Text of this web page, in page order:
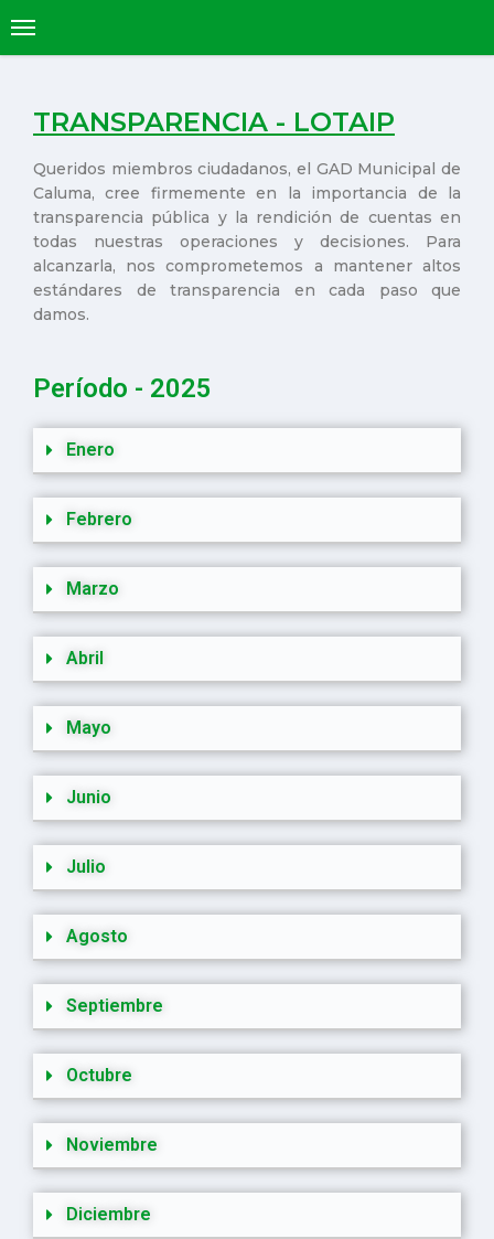
TRANSPARENCIA - LOTAIP
Queridos miembros ciudadanos, el GAD Municipal de
Caluma, cree firmemente en la importancia de la
transparencia pública y la rendición de cuentas en
todas nuestras operaciones y decisiones. Para
alcanzarla, nos comprometemos a mantener altos
estándares de transparencia en cada paso que
damos.
Período - 2025
Enero
Febrero
Marzo
Abril
Mayo
Junio
Julio
Agosto
Septiembre
Octubre
Noviembre
Diciembre